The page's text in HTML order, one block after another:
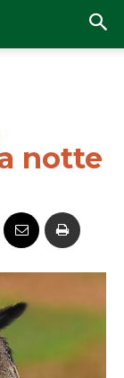
notte